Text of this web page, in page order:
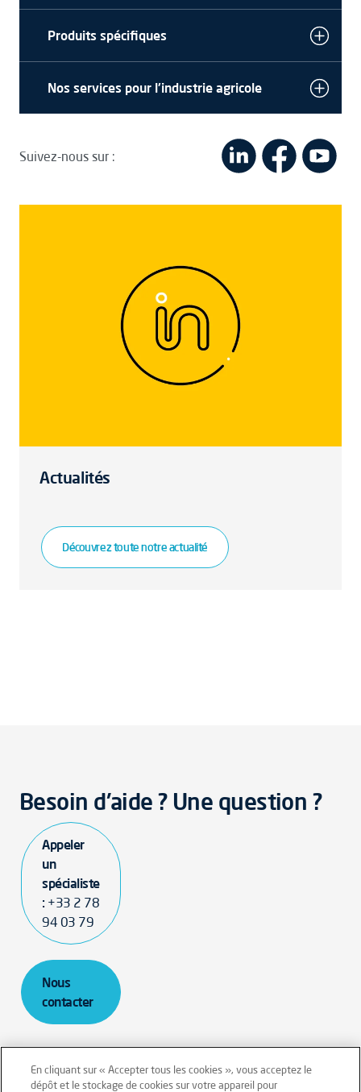
Produits spécifiques
Nos services pour l'industrie agricole
Suivez-nous sur :
Actualités
Découvrez toute notre actualité
Besoin d'aide ? Une question ?
Appeler
un
spécialiste
: +33 2 78
94 03 79
Nous
contacter
En cliquant sur « Accepter tous les cookies », vous acceptez le
dépôt et le stockage de cookies sur votre appareil pour